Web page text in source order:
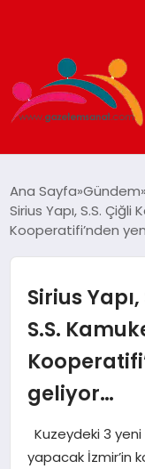
TEKNOLOJI
YAŞAM
EKONOMI
SAĞLIK
Ana Sayfa Gündem
Sirius Yapı, S.S.
Kooperatifi’nden
Sirius
S.S.
geliyor…
Kuzeydeki 3 yeni
yapacak İzmir’in